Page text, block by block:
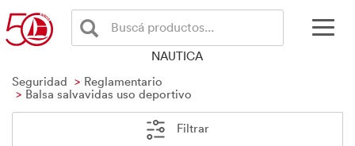
Buscá productos...
NAUTICA
Seguridad
Reglamentario
Balsa salvavidas uso deportivo
Filtrar